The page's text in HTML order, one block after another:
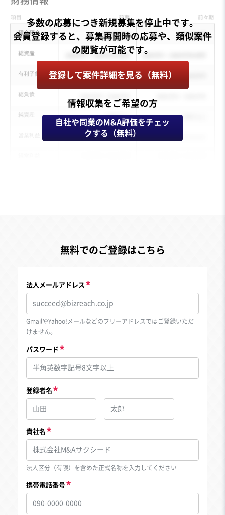
多数の応募につき新規募集を停止中です。
会員登録すると、募集再開時の応募や、類似案件
登録して案件詳細を見る（無料）
情報収集をご希望の方
自社や同業のM&A評価をチェッ
クする（無料）
無料でのご登録はこちら
法人メールアドレス
GmailやYahoo!メールなどのフリーアドレスではご登録いただ
けません。
パスワード
登録者名
貴社名
法人区分（有限）を含めた正式名称を入力してください
携帯電話番号